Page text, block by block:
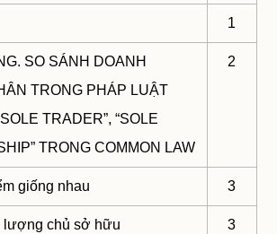
1
SO SÁNH DOANH
TRONG PHÁP LUẬT
TRADER”, “SOLE
TRONG COMMON LAW
2
giống nhau 3
lượng chủ sở hữu 3